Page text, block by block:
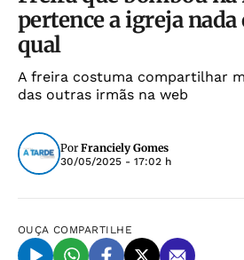
pertence a igreja
qual
A freira costuma compartilhar
das outras irmãs na web
Por Franciely Gomes
30/05/2025 - 17:02 h
OUÇA COMPARTILHE